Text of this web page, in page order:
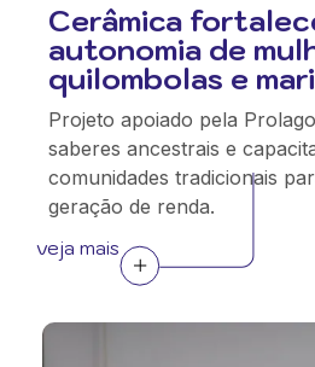
Cerâmica
autonomia de
quilombolas e
Projeto apoiado pela
saberes ancestrais e
comunidades tradicionais
geração de renda.
veja mais